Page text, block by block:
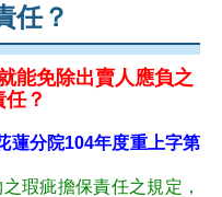
任？
能免除出賣人應負之
？
蓮分院104年度重上字第
瑕疵擔保責任之規定，